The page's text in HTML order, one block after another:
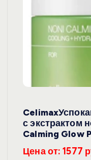
с экстрактом
Calming Glow
Цена от: 1577